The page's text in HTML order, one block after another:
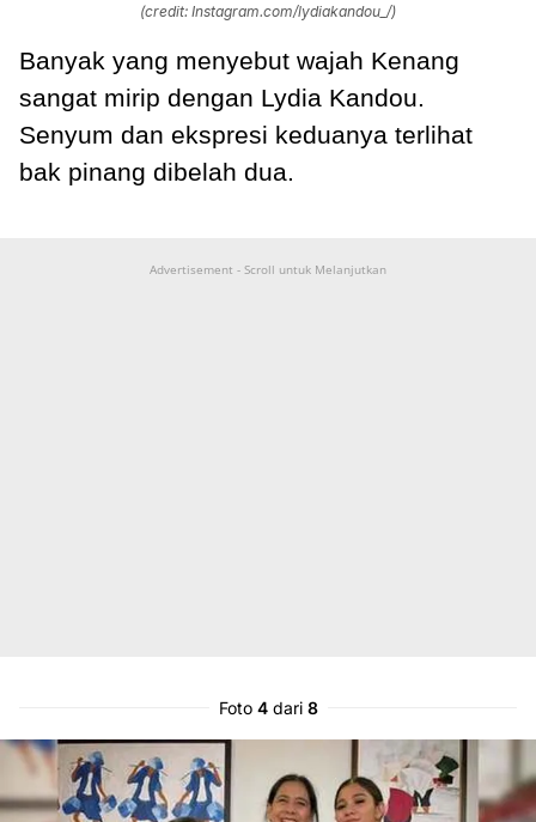
(credit: Instagram.com/lydiakandou_/)
Banyak yang menyebut wajah Kenang
sangat mirip dengan Lydia Kandou.
Senyum dan ekspresi keduanya terlihat
bak pinang dibelah dua.
Advertisement - Scroll untuk Melanjutkan
Foto 4dari 8